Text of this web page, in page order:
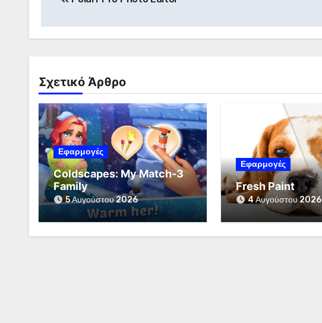
άρθρων
Σχετικό Άρθρο
Εφαρμογές
Coldscapes: My Match-3
Family
5 Αυγούστου 2026
Εφαρμογές
Fresh Paint
4 Αυγούστου 2026